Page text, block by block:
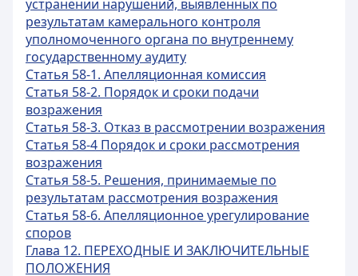
устранении нарушений, выявленных по
результатам камерального контроля
уполномоченного органа по внутреннему
государственному аудиту
Статья 58-1. Апелляционная комиссия
Статья 58-2. Порядок и сроки подачи
возражения
Статья 58-3. Отказ в рассмотрении возражения
Статья 58-4 Порядок и сроки рассмотрения
возражения
Статья 58-5. Решения, принимаемые по
результатам рассмотрения возражения
Статья 58-6. Апелляционное урегулирование
споров
Глава 12. ПЕРЕХОДНЫЕ И ЗАКЛЮЧИТЕЛЬНЫЕ
ПОЛОЖЕНИЯ